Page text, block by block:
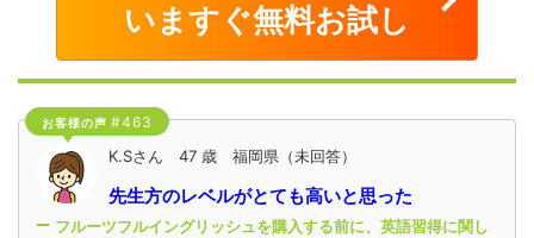
いますぐ無料お試し
お客様の声 #463
K.Sさん 47 歳 福岡県（未回答）
先生方のレベルがとても高いと思った
フルーツフルイングリッシュを購入する前に、英語習得に関し